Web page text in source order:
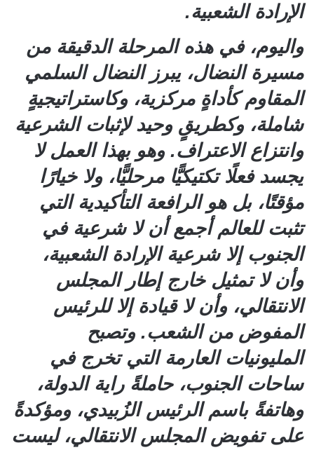
الإرادة الشعبية.
واليوم، في هذه المرحلة الدقيقة من
مسيرة النضال، يبرز النضال السلمي
المقاوم كأداةٍ مركزية، وكاستراتيجيةٍ
شاملة، وكطريقٍ وحيد لإثبات الشرعية
وانتزاع الاعتراف. وهو بهذا العمل لا
يجسد فعلًا تكتيكيًّا مرحليًّا، ولا خيارًا
مؤقتًا، بل هو الرافعة التأكيدية التي
تثبت للعالم أجمع أن لا شرعية في
الجنوب إلا شرعية الإرادة الشعبية،
وأن لا تمثيل خارج إطار المجلس
الانتقالي، وأن لا قيادة إلا للرئيس
المفوض من الشعب. وتصبح
المليونيات العارمة التي تخرج في
ساحات الجنوب، حاملةً راية الدولة،
وهاتفةً باسم الرئيس الزُبيدي، ومؤكدةً
على تفويض المجلس الانتقالي، ليست